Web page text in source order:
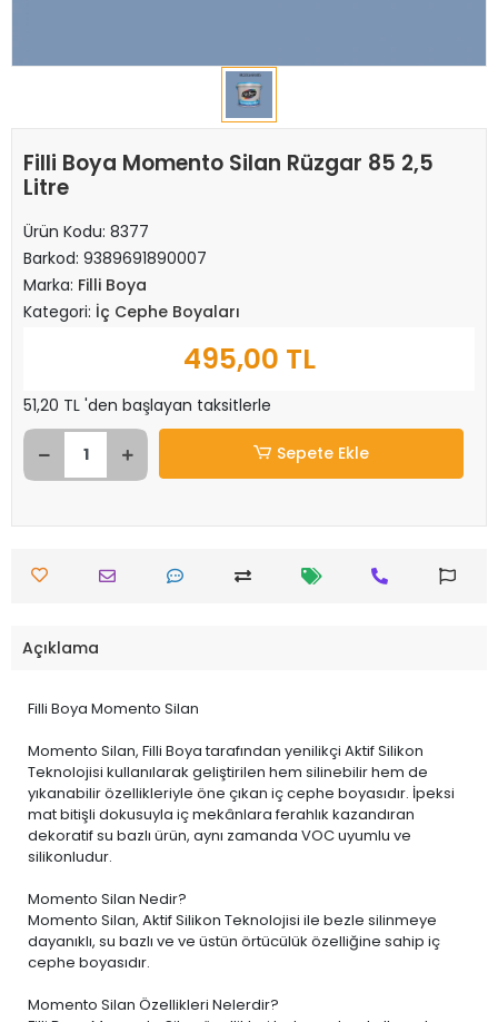
Filli Boya Momento Silan Rüzgar 85 2,5
Litre
Ürün Kodu: 8377
Barkod: 9389691890007
Marka: Filli Boya
Kategori: İç Cephe Boyaları
495,00 TL
51,20 TL 'den başlayan taksitlerle
Sepete Ekle
Açıklama
Filli Boya Momento Silan
Momento Silan, Filli Boya tarafından yenilikçi Aktif Silikon
Teknolojisi kullanılarak geliştirilen hem silinebilir hem de
yıkanabilir özellikleriyle öne çıkan iç cephe boyasıdır. İpeksi
mat bitişli dokusuyla iç mekânlara ferahlık kazandıran
dekoratif su bazlı ürün, aynı zamanda VOC uyumlu ve
silikonludur.
Momento Silan Nedir?
Momento Silan, Aktif Silikon Teknolojisi ile bezle silinmeye
dayanıklı, su bazlı ve ve üstün örtücülük özelliğine sahip iç
cephe boyasıdır.
Momento Silan Özellikleri Nelerdir?